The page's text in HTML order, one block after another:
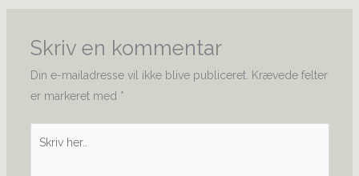
Skriv en kommentar
Din e-mailadresse vil ikke blive publiceret. Krævede felter
er markeret med *